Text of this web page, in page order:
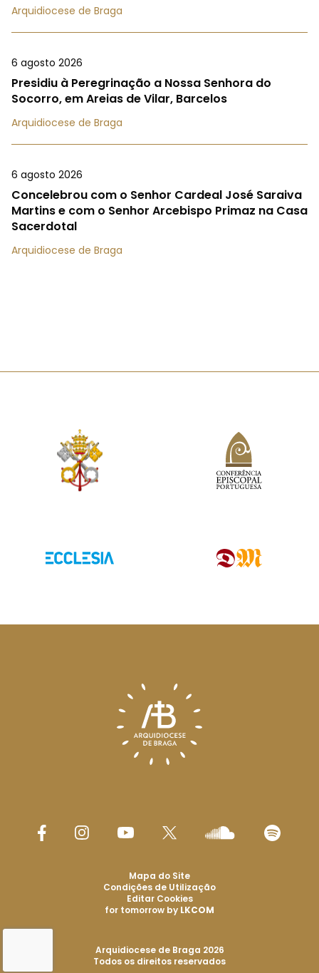
Arquidiocese de Braga
6 agosto 2026
Presidiu à Peregrinação a Nossa Senhora do
Socorro, em Areias de Vilar, Barcelos
Arquidiocese de Braga
6 agosto 2026
Concelebrou com o Senhor Cardeal José Saraiva
Martins e com o Senhor Arcebispo Primaz na Casa
Sacerdotal
Arquidiocese de Braga
Arquidiocese de Braga 2026
Todos os direitos reservados
Mapa do Site
Condições de Utilização
Editar Cookies
for tomorrow by LKCOM